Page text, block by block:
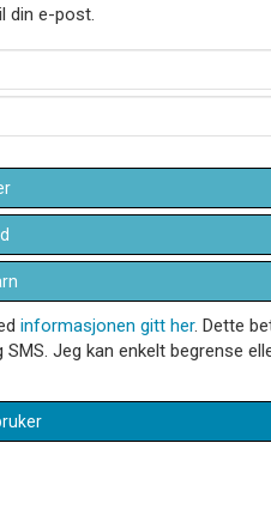
din e-post.
informasjonen gitt her. Dette
Jeg kan enkelt begrense